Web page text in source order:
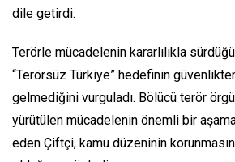
dile getirdi.
Terörle mücadelenin kararlılıkla
“Terörsüz Türkiye” hedefinin
gelmediğini vurguladı. Bölücü terör
yürütülen mücadelenin önemli bir
eden Çiftçi, kamu düzeninin